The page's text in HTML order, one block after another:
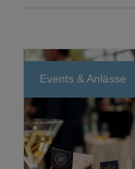
Events & Anlässe